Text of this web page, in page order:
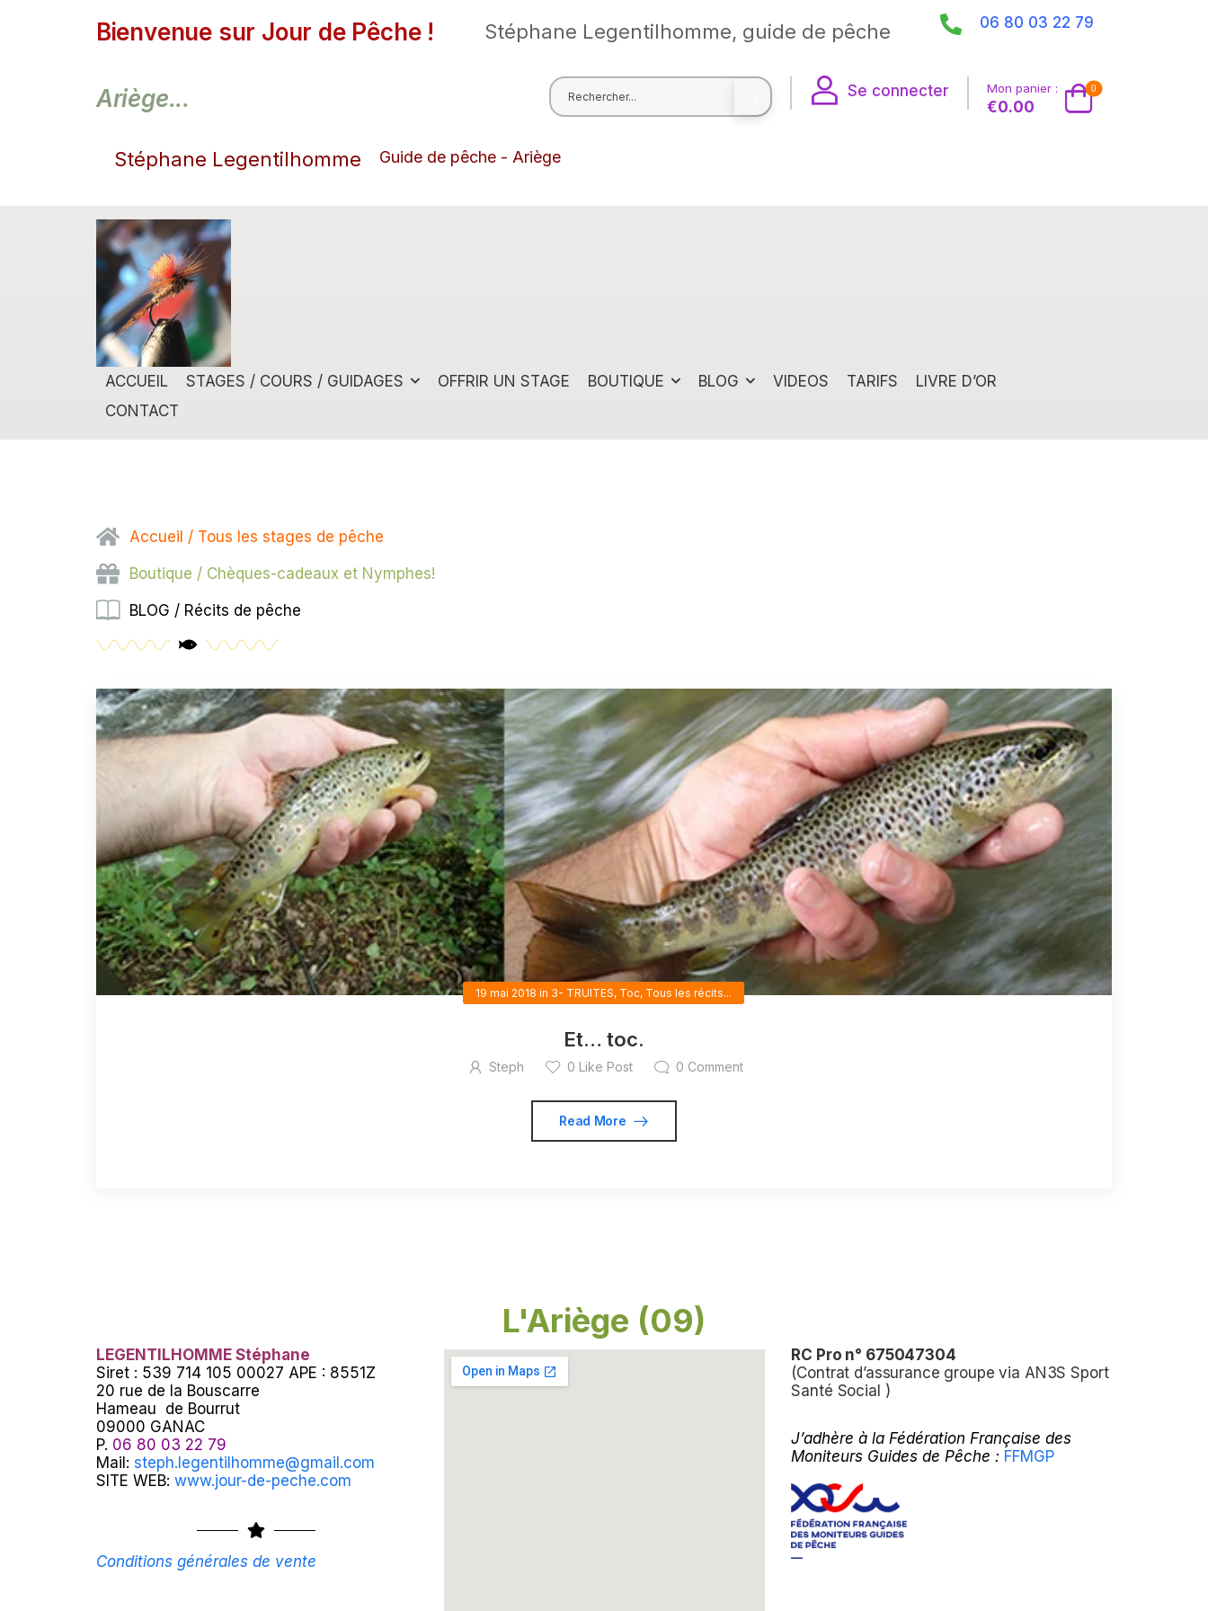
Bienvenue sur Jour de Pêche ! Stéphane Legentilhomme, guide de pêche 06 80 03 22 79
Ariège... Se connecter Mon panier :
€0.00
0
Stéphane Legentilhomme Guide de pêche - Ariège
ACCUEIL STAGES / COURS / GUIDAGES OFFRIR UN STAGE BOUTIQUE BLOG VIDEOS TARIFS
LIVRE D’OR
CONTACT
Accueil / Tous les stages de pêche
Boutique / Chèques-cadeaux et Nymphes!
BLOG / Récits de pêche
19 mai 2018 in 3- TRUITES, Toc, Tous les récits...
Et… toc.
Steph 0 Like Post 0 Comment
Read More
LEGENTILHOMME Stéphane
Siret : 539 714 105 00027 APE : 8551Z
20 rue de la Bouscarre
Hameau de Bourrut
09000 GANAC
P. 06 80 03 22 79
Mail: steph.legentilhomme@gmail.com
SITE WEB: www.jour-de-peche.com
Conditions générales de vente
L'Ariège (09)
RC Pro n° 675047304
(Contrat d’assurance groupe via AN3S Sport
Santé Social )
J’adhère à la Fédération Française des
Moniteurs Guides de Pêche : FFMGP